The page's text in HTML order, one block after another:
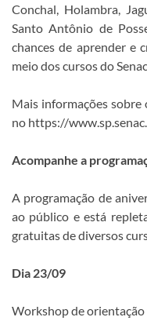
Conchal, Holambra,
Santo Antônio de
chances de aprender e
meio dos cursos do Senac.
Mais informações sobre
no https://
Acompanhe a
A programação de
ao público e está
gratuitas de diversos
Dia 23/09
Workshop de orientação